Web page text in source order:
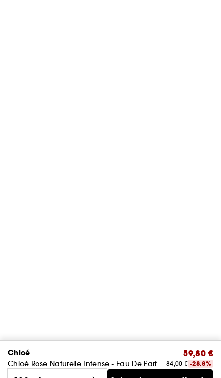
Chloé
Chloé Rose Naturelle Intense - Eau De Parfum
59,80 €
84,00 € -28.8%